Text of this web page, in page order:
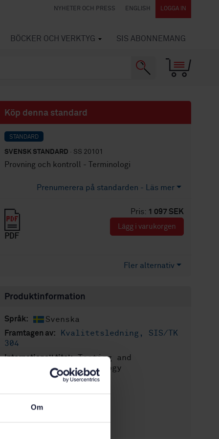
Om
NYHETER OCH PRESS ENGLISH LOGGA IN
BÖCKER OCH VERKTYG SIS ABONNEMANG
Köp denna standard
STANDARD
SVENSK STANDARD · SS 20101
Provning och kontroll - Terminologi
Prenumerera på standarden - Läs mer
Pris: 1 097 SEK
PDF
Lägg i varukorgen
Fler alternativ
Produktinformation
Språk: Svenska
Framtagen av:
Kvalitetsledning, SIS/TK
304
Internationell titel:Testing and
inspection - Terminology
STD-5529
Utgåva:3
Fastställd:
Antal sidor:16